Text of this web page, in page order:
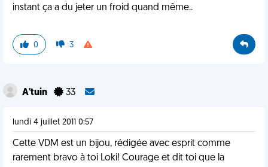
instant ça a du jeter un froid quand même..
0 3
A'tuin 33
lundi 4 juillet 2011 0:57
Cette VDM est un bijou, rédigée avec esprit comme
rarement bravo à toi Loki! Courage et dit toi que la